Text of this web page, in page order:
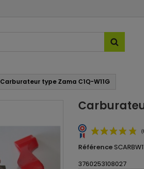
Carburateur type Zama C1Q-W11G
Référence
3760253108027